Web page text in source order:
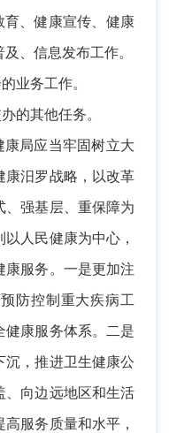
、健康宣传、健康
、信息发布工作。
务工作。
其他任务。
局应当牢固树立大
康汨罗战略，以改革
强基层、重保障为
人民健康为中心，
康服务。一是更加注
防控制重大疾病工
康服务体系。二是
，推进卫生健康公
、向边远地区和生活
服务质量和水平，